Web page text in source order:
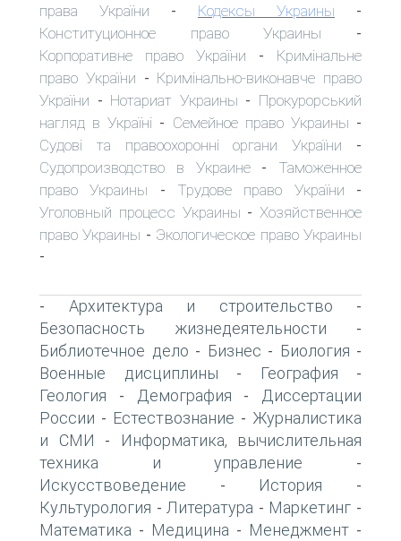
права України - Кодексы Украины -
Конституционное право Украины -
Корпоративне право України - Кримінальне
право України - Кримінально-виконавче право
України - Нотариат Украины - Прокурорський
нагляд в Україні - Семейное право Украины -
Судові та правоохоронні органи України -
Судопроизводство в Украине- Таможенное
право Украины - Трудове право України -
Уголовный процесс Украины - Хозяйственное
право Украины - Экологическое право Украины
-
- Архитектура и строительство -
Безопасность жизнедеятельности -
Библиотечное дело - Бизнес - Биология -
Военные дисциплины - География -
Геология - Демография -
Диссертации
России - Естествознание - Журналистика
и СМИ -
Информатика, вычислительная
техника и управление -
Искусствоведение - История -
Культурология - Литература - Маркетинг -
Математика - Медицина - Менеджмент -